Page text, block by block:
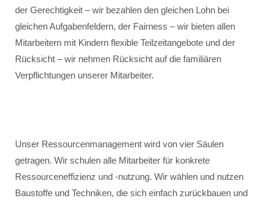
der Gerechtigkeit – wir bezahlen den gleichen Lohn bei
gleichen Aufgabenfeldern, der Fairness – wir bieten allen
Mitarbeitern mit Kindern flexible Teilzeitangebote und der
Rücksicht – wir nehmen Rücksicht auf die familiären
Verpflichtungen unserer Mitarbeiter.
Unser Ressourcenmanagement wird von vier Säulen
getragen. Wir schulen alle Mitarbeiter für konkrete
Ressourceneffizienz und -nutzung. Wir wählen und nutzen
Baustoffe und Techniken, die sich einfach zurückbauen und